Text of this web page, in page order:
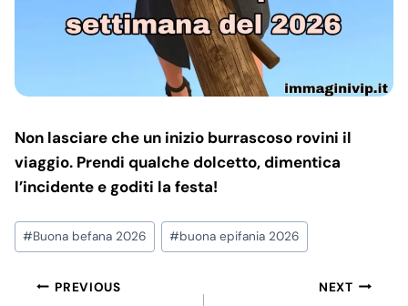
Non lasciare che un inizio burrascoso rovini il
viaggio. Prendi qualche dolcetto, dimentica
l’incidente e goditi la festa!
Post
Tags:
#Buona befana 2026 #buona epifania 2026
PostPREVIOUS NEXT